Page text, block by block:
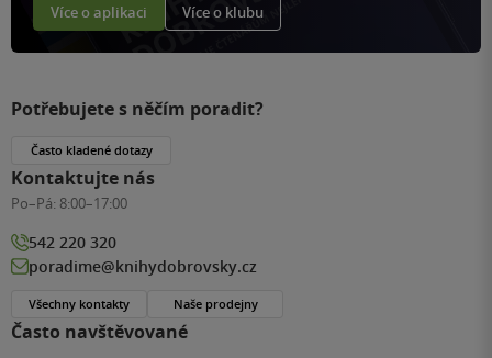
Více o aplikaci Více o klubu
Často navštěvované
Potřebujete s něčím poradit?
Často kladené dotazy
Kontaktujte nás
Po–Pá: 8:00–17:00
542 220 320
poradime@knihydobrovsky.cz
Všechny kontakty Naše prodejny